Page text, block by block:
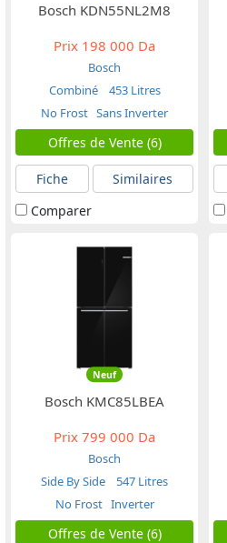
Bosch KDN55NL2M8
Prix 198 000 Da
Bosch
Combiné
453 Litres
No Frost Sans Inverter
Offres de Vente (6)
Fiche
Similaires
Comparer
Neuf
Bosch KMC85LBEA
Prix 799 000 Da
Bosch
Side By Side
547 Litres
No Frost Inverter
Offres de Vente (6)